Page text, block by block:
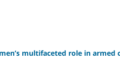
multifaceted role in armed